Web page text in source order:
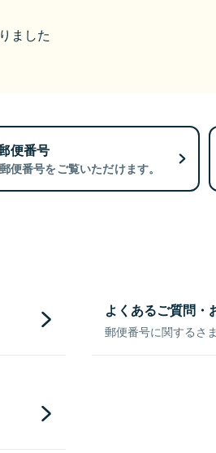
ました
便番号
便番号をご覧いただけます。
よくあるご質問・
郵便番号に関するさ